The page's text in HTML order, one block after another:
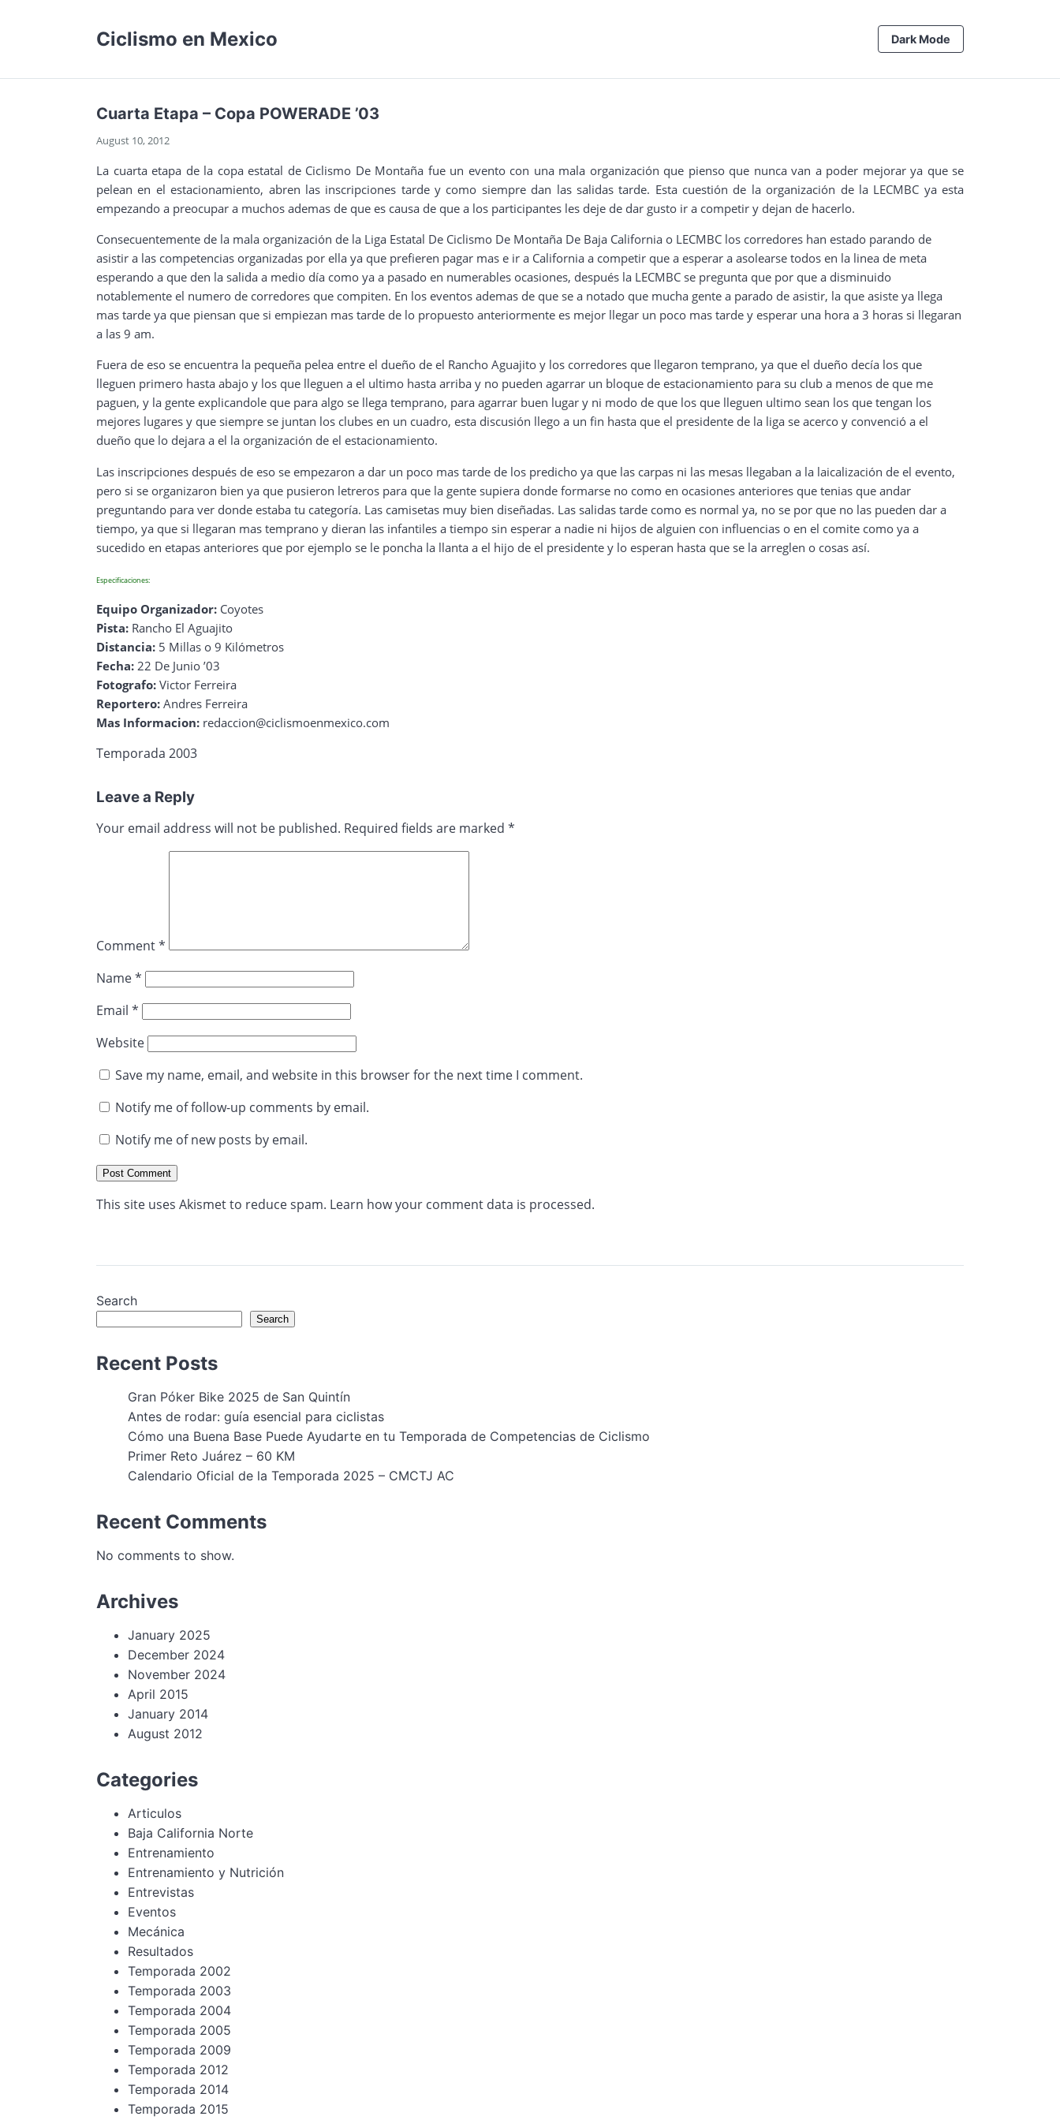
Ciclismo en Mexico Dark Mode
Cuarta Etapa – Copa POWERADE ’03
August 10, 2012
La cuarta etapa de la copa estatal de Ciclismo De Montaña fue un evento con una mala organización que pienso que nunca van a poder mejorar ya que se
pelean en el estacionamiento, abren las inscripciones tarde y como siempre dan las salidas tarde. Esta cuestión de la organización de la LECMBC ya esta
empezando a preocupar a muchos ademas de que es causa de que a los participantes les deje de dar gusto ir a competir y dejan de hacerlo.
Consecuentemente de la mala organización de la Liga Estatal De Ciclismo De Montaña De Baja California o LECMBC los corredores han estado parando de
asistir a las competencias organizadas por ella ya que prefieren pagar mas e ir a California a competir que a esperar a asolearse todos en la linea de meta
esperando a que den la salida a medio día como ya a pasado en numerables ocasiones, después la LECMBC se pregunta que por que a disminuido
notablemente el numero de corredores que compiten. En los eventos ademas de que se a notado que mucha gente a parado de asistir, la que asiste ya llega
mas tarde ya que piensan que si empiezan mas tarde de lo propuesto anteriormente es mejor llegar un poco mas tarde y esperar una hora a 3 horas si llegaran
a las 9 am.
Fuera de eso se encuentra la pequeña pelea entre el dueño de el Rancho Aguajito y los corredores que llegaron temprano, ya que el dueño decía los que
lleguen primero hasta abajo y los que lleguen a el ultimo hasta arriba y no pueden agarrar un bloque de estacionamiento para su club a menos de que me
paguen, y la gente explicandole que para algo se llega temprano, para agarrar buen lugar y ni modo de que los que lleguen ultimo sean los que tengan los
mejores lugares y que siempre se juntan los clubes en un cuadro, esta discusión llego a un fin hasta que el presidente de la liga se acerco y convenció a el
dueño que lo dejara a el la organización de el estacionamiento.
Las inscripciones después de eso se empezaron a dar un poco mas tarde de los predicho ya que las carpas ni las mesas llegaban a la laicalización de el evento,
pero si se organizaron bien ya que pusieron letreros para que la gente supiera donde formarse no como en ocasiones anteriores que tenias que andar
preguntando para ver donde estaba tu categoría. Las camisetas muy bien diseñadas. Las salidas tarde como es normal ya, no se por que no las pueden dar a
tiempo, ya que si llegaran mas temprano y dieran las infantiles a tiempo sin esperar a nadie ni hijos de alguien con influencias o en el comite como ya a
sucedido en etapas anteriores que por ejemplo se le poncha la llanta a el hijo de el presidente y lo esperan hasta que se la arreglen o cosas así.
Especificaciones:
Equipo Organizador: Coyotes
Pista: Rancho El Aguajito
Distancia: 5 Millas o 9 Kilómetros
Fecha: 22 De Junio ’03
Fotografo: Victor Ferreira
Reportero: Andres Ferreira
Mas Informacion: redaccion@ciclismoenmexico.com
Temporada 2003
Leave a Reply
Your email address will not be published. Required fields are marked *
Comment*
Name*
Email *
Website
Save my name, email, and website in this browser for the next time I comment.
Notify me of follow-up comments by email.
Notify me of new posts by email.
This site uses Akismet to reduce spam. Learn how your comment data is processed.
Search
Search
Recent Posts
Gran Póker Bike 2025 de San Quintín
Antes de rodar: guía esencial para ciclistas
Cómo una Buena Base Puede Ayudarte en tu Temporada de Competencias de Ciclismo
Primer Reto Juárez – 60 KM
Calendario Oficial de la Temporada 2025 – CMCTJ AC
Recent Comments
No comments to show.
Archives
January 2025
December 2024
November 2024
April 2015
January 2014
August 2012
Categories
Articulos
Baja California Norte
Entrenamiento
Entrenamiento y Nutrición
Entrevistas
Eventos
Mecánica
Resultados
Temporada 2002
Temporada 2003
Temporada 2004
Temporada 2005
Temporada 2009
Temporada 2012
Temporada 2014
Temporada 2015